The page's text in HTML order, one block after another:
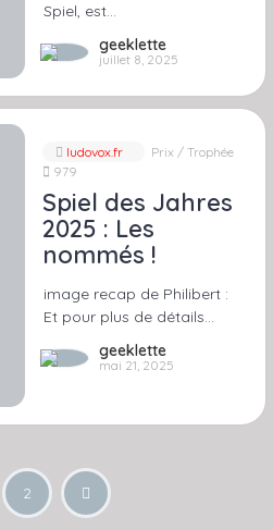
Spiel, est…
geeklette
juillet 8, 2025
ludovox.fr
Prix / Trophée
979
Spiel des Jahres
2025 : Les
nommés !
image recap de Philibert :
Et pour plus de détails…
geeklette
mai 21, 2025
2